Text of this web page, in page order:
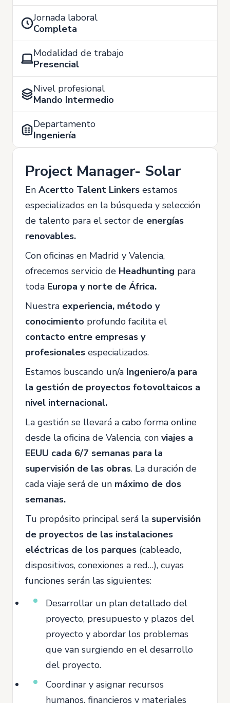
Jornada laboral
Completa
Modalidad de trabajo
Presencial
Nivel profesional
Mando Intermedio
Departamento
Ingeniería
Project Manager- Solar
En Acertto Talent Linkers estamos
especializados en la búsqueda y selección
de talento para el sector de energías
renovables.
Con oficinas en Madrid y Valencia,
ofrecemos servicio de Headhunting para
toda Europa y norte de África.
Nuestra experiencia, método y
conocimiento profundo facilita el
contacto entre empresas y
profesionales especializados.
Estamos buscando un/a Ingeniero/a para
la gestión de proyectos fotovoltaicos a
nivel internacional.
La gestión se llevará a cabo forma online
desde la oficina de Valencia, con viajes a
EEUU cada 6/7 semanas para la
supervisión de las obras. La duración de
cada viaje será de un máximo de dos
semanas.
Tu propósito principal será la supervisión
de proyectos de las instalaciones
eléctricas de los parques (cableado,
dispositivos, conexiones a red…), cuyas
funciones serán las siguientes:
Desarrollar un plan detallado del
proyecto, presupuesto y plazos del
proyecto y abordar los problemas
que van surgiendo en el desarrollo
del proyecto.
Coordinar y asignar recursos
humanos, financieros y materiales